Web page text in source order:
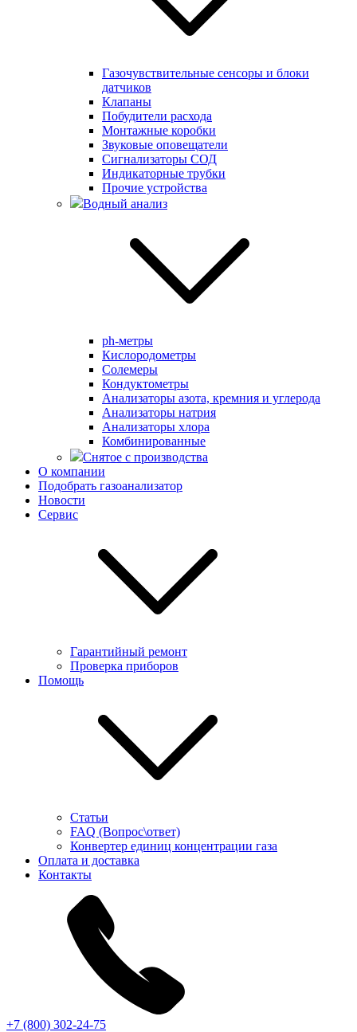
Газочувствительные сенсоры и блоки
датчиков
Клапаны
Побудители расхода
Монтажные коробки
Звуковые оповещатели
Сигнализаторы СОД
Индикаторные трубки
Прочие устройства
Водный анализ
ph-метры
Кислородометры
Солемеры
Кондуктометры
Анализаторы азота, кремния и углерода
Анализаторы натрия
Анализаторы хлора
Комбинированные
Снятое с производства
О компании
Подобрать газоанализатор
Новости
Сервис
Гарантийный ремонт
Проверка приборов
Помощь
Статьи
FAQ (Вопрос\ответ)
Конвертер единиц концентрации газа
Оплата и доставка
Контакты
+7 (800) 302-24-75